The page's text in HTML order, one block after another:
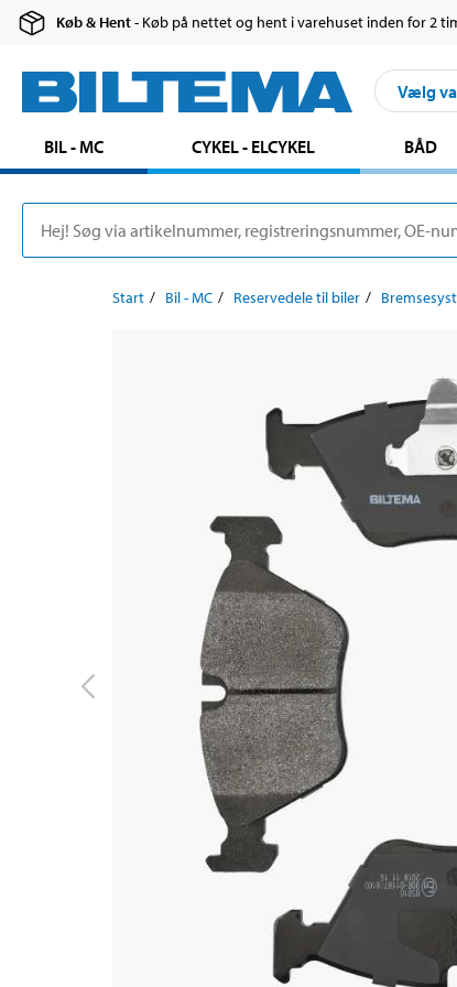
Køb & Hent- Køb på nettet og hent i varehuset inden for 2
Vælg
BIL - MC CYKEL - ELCYKEL BÅD
Start Bil - MC Reservedele til biler